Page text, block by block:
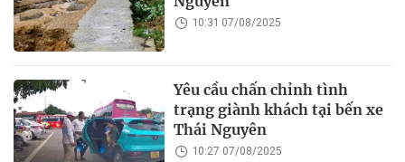
10:31 07/08/2025
Yêu cầu chấn chỉnh tình
trạng giành khách tại bến xe
Thái Nguyên
10:27 07/08/2025